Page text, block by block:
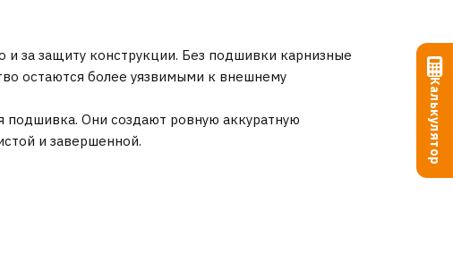
за защиту конструкции. Без подшивки карнизные
остаются более уязвимыми к внешнему
подшивка. Они создают ровную аккуратную
и завершенной.
Калькулятор